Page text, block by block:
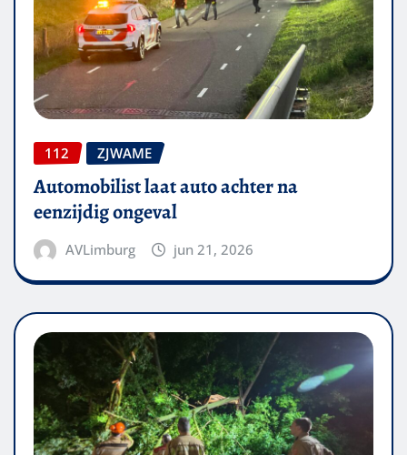
112 ZJWAME
Automobilist laat auto achter na
eenzijdig ongeval
AVLimburg jun 21, 2026